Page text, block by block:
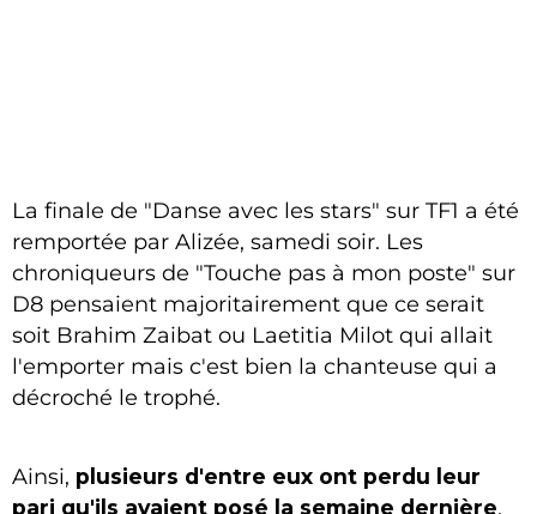
La finale de "Danse avec les stars" sur TF1 a été
remportée par Alizée, samedi soir. Les
chroniqueurs de "Touche pas à mon poste" sur
D8 pensaient majoritairement que ce serait
soit Brahim Zaibat ou Laetitia Milot qui allait
l'emporter mais c'est bien la chanteuse qui a
décroché le trophé.
Ainsi, plusieurs d'entre eux ont perdu leur
pari qu'ils avaient posé la semaine dernière.